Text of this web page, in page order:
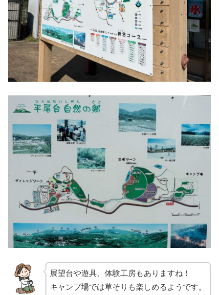
展望台や遊具、体験工房もありますね！
キャンプ場では草そりも楽しめるようです。